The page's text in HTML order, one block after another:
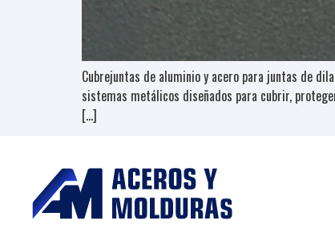
Cubrejuntas de aluminio y acero para juntas de
sistemas metálicos diseñados para cubrir,
[…]